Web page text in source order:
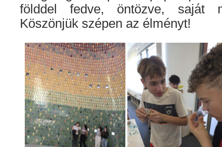
földdel fedve, öntözve, saját
Köszönjük szépen az élményt!